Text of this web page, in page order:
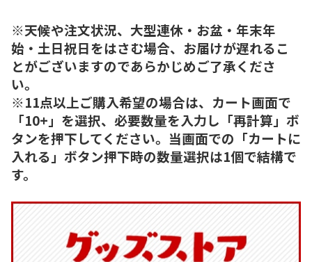
※天候や注文状況、大型連休・お盆・年末年
始・土日祝日をはさむ場合、お届けが遅れるこ
とがございますのであらかじめご了承くださ
い。
※11点以上ご購入希望の場合は、カート画面で
「10+」を選択、必要数量を入力し「再計算」ボ
タンを押下してください。当画面での「カートに
入れる」ボタン押下時の数量選択は1個で結構で
す。